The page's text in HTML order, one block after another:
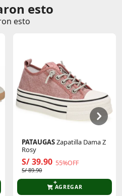
compraron este producto
tiene calificaciones.
y acumula Puntos.
esto
esto
PATAUGASZapatilla Dama Z
Rosy
S/ 39.90 55%OFF
S/ 89.90
AGREGAR